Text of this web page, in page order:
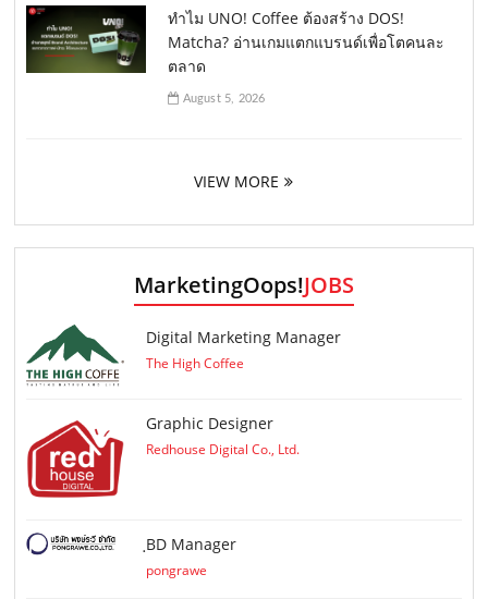
ทำไม UNO! Coffee ต้องสร้าง DOS!
Matcha? อ่านเกมแตกแบรนด์เพื่อโตคนละ
ตลาด
August 5, 2026
VIEW MORE
MarketingOops!JOBS
Digital Marketing Manager
The High Coffee
Graphic Designer
Redhouse Digital Co., Ltd.
ฺBD Manager
pongrawe